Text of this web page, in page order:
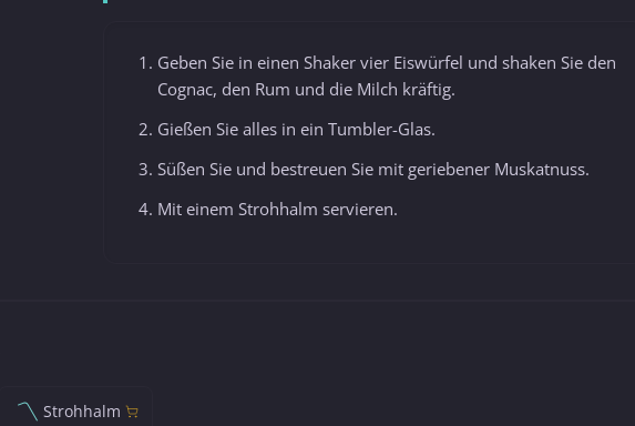
Geben Sie in einen Shaker vier Eiswürfel und shaken Sie den
Cognac, den Rum und die Milch kräftig.
Gießen Sie alles in ein Tumbler-Glas.
Süßen Sie und bestreuen Sie mit geriebener Muskatnuss.
Mit einem Strohhalm servieren.
Strohhalm